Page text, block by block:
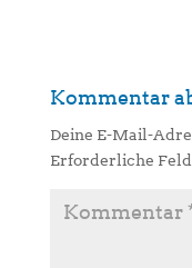
Kommentar
Deine E-Mail-
Erforderliche